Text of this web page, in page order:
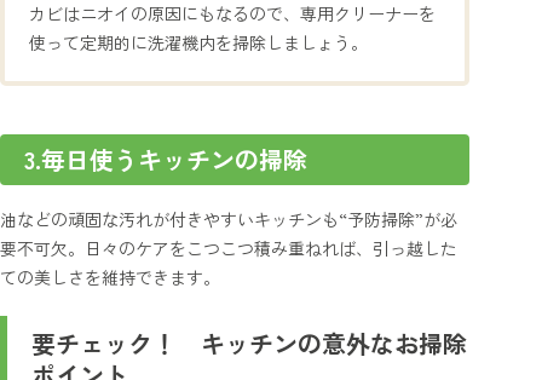
カビはニオイの原因にもなるので、専用クリーナーを
使って定期的に洗濯機内を掃除しましょう。
3.毎日使うキッチンの掃除
油などの頑固な汚れが付きやすいキッチンも“予防掃除”が必
要不可欠。日々のケアをこつこつ積み重ねれば、引っ越した
ての美しさを維持できます。
要チェック！ キッチンの意外なお掃除